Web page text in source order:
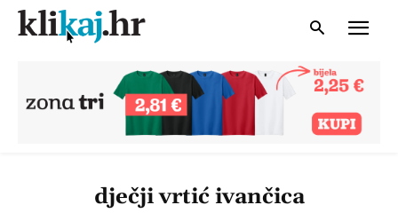
dječji vrtić ivančica